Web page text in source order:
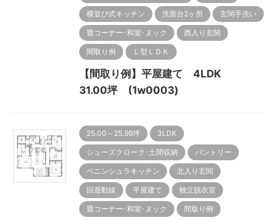
横並び式キッチン 洗面台2ヶ所 玄関手洗い
畳コーナー･和室･ヌック 西入り玄関
間取り例 Ｌ型ＬＤＫ
【間取り例】平屋建て 4LDK
31.00坪 (1w0003)
25.00～25.99坪 3LDK
シューズクローク･土間収納 パントリー
ペニンシュラキッチン 北入り玄関
回遊動線 平屋建て 独立脱衣室
畳コーナー･和室･ヌック 間取り例